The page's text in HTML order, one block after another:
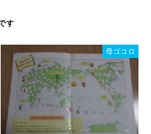
母ゴコロ